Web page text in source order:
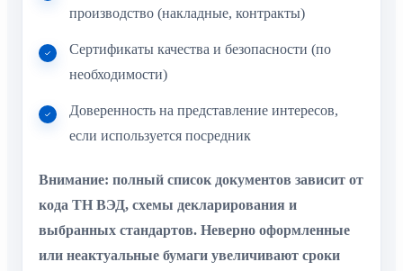
производство (накладные, контракты)
Сертификаты качества и безопасности (по
необходимости)
Доверенность на представление интересов,
если используется посредник
Внимание: полный список документов зависит от
кода ТН ВЭД, схемы декларирования и
выбранных стандартов. Неверно оформленные
или неактуальные бумаги увеличивают сроки